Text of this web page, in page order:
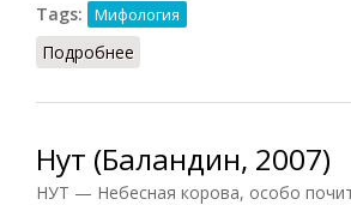
Tags:
Мифология
Подробнее
Нут (Баландин, 2007)
НУТ — Небесная корова, особо